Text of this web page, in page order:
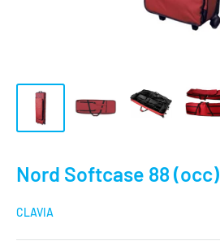
Nord Softcase 88 (occ)
CLAVIA